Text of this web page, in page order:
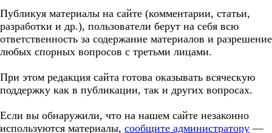
Публикуя материалы на сайте (комментарии, статьи,
разработки и др.), пользователи берут на себя всю
ответственность за содержание материалов и разрешение
любых спорных вопросов с третьми лицами.
При этом редакция сайта готова оказывать всяческую
поддержку как в публикации, так и других вопросах.
Если вы обнаружили, что на нашем сайте незаконно
используются материалы, сообщите администратору —